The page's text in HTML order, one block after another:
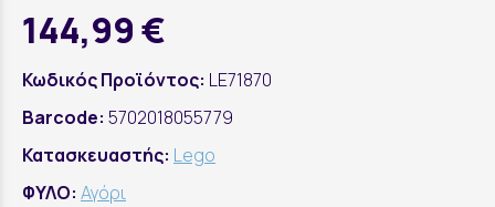
144,99 €
Κωδικός Προϊόντος: LE71870
Barcode: 5702018055779
Κατασκευαστής: Lego
ΦΥΛΟ: Αγόρι